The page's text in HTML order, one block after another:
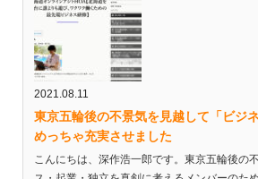
2021.08.11
東京五輪後の不景気を見越して「ビジ
めっちゃ充実させました
こんにちは、深作浩一郎です。東京五輪後の